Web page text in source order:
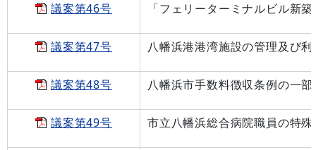
議案第46号 「フェリーターミナルビル新
議案第47号 八幡浜港港湾施設の管理及び
議案第48号 八幡浜市手数料徴収条例の一
議案第49号 市立八幡浜総合病院職員の特